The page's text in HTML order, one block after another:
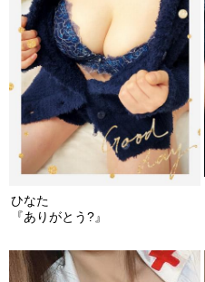
ひなた
『ありがとう?』